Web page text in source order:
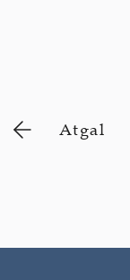
Atgal